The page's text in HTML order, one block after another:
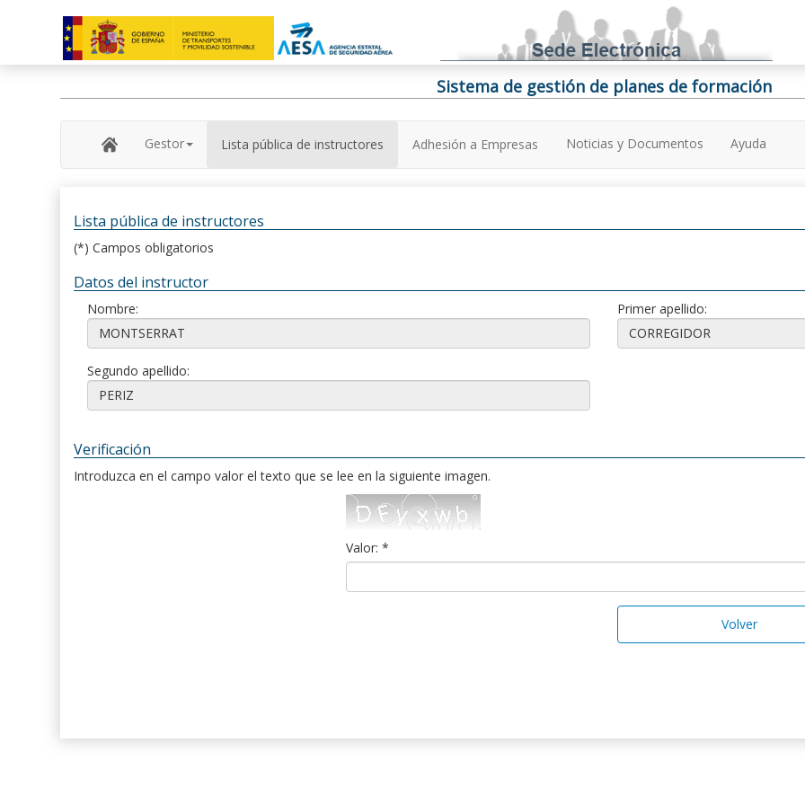
Sistema de gestión de planes de formación
Gestor Lista pública de instructores Adhesión a Empresas Noticias y Documentos Ayuda
Lista pública de instructores
(*) Campos obligatorios
Datos del instructor
Nombre: Primer apellido:
Segundo apellido:
Verificación
Introduzca en el campo valor el texto que se lee en la siguiente imagen.
Valor: *
Volver